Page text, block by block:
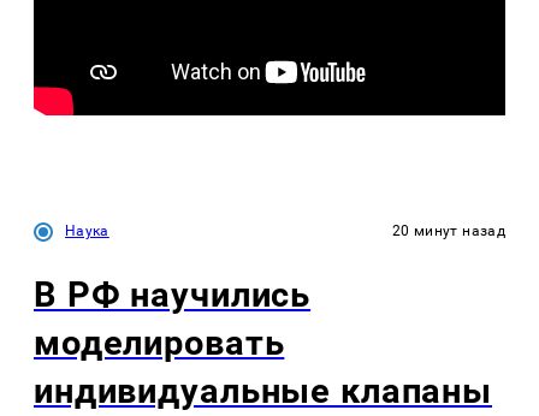
Наука 20 минут назад
В РФ научились
моделировать
индивидуальные клапаны